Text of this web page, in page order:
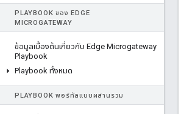
PLAYBOOK ของ EDGE
MICROGATEWAY
ข้อมูลเบื้องต้นเกี่ยวกับ Edge Microgateway
Playbook
Playbook ทั้งหมด
PLAYBOOK พอร์ทัลแบบผสานรวม